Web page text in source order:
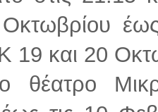
19 και 20
θέατρο